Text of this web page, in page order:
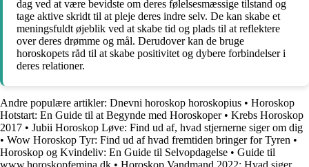
dag ved at være bevidste om deres følelsesmæssige tilstand og
tage aktive skridt til at pleje deres indre selv. De kan skabe et
meningsfuldt øjeblik ved at skabe tid og plads til at reflektere
over deres drømme og mål. Derudover kan de bruge
horoskopets råd til at skabe positivitet og dybere forbindelser i
deres relationer.
Andre populære artikler: Dnevni horoskop horoskopius • Horoskop
Hotstart: En Guide til at Begynde med Horoskoper• Krebs Horoskop
2017 • Jubii Horoskop Løve: Find ud af, hvad stjernerne siger om dig
• Wow Horoskop Tyr: Find ud af hvad fremtiden bringer for Tyren •
Horoskop og Kvindeliv: En Guide til Selvopdagelse • Guide til